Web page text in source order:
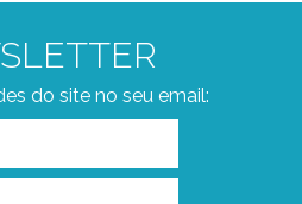
do site no seu email: